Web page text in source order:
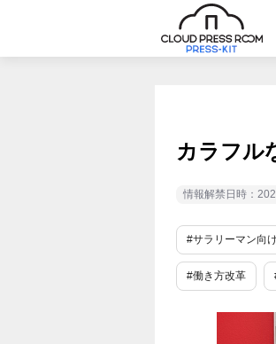
カラフル
情報解禁日時：
#サラリーマン向け
#働き方改革